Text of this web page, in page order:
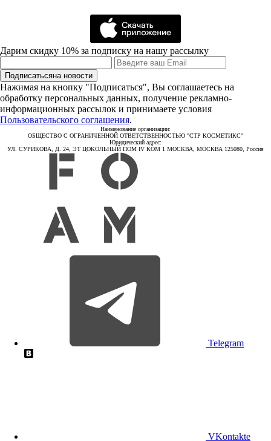
Дарим скидку 10% за подписку на нашу рассылку
Подписатьсяна новости
Нажимая на кнопку "Подписаться", Вы соглашаетесь на
обработку персональных данных, получение рекламно-
информационных рассылок и принимаете условия
Пользовательского соглашения.
Наименование организации:
ОБЩЕСТВО С ОГРАНИЧЕННОЙ ОТВЕТСТВЕННОСТЬЮ "СТР КОСМЕТИКС"
Юридический адрес:
УЛ. СУРИКОВА, Д. 24, ЭТ ЦОКОЛЬНЫЙ ПОМ IV КОМ 1 МОСКВА, МОСКВА 125080, Россия
Telegram
VKontakte